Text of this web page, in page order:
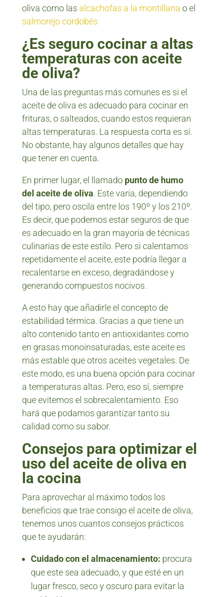
oliva como las alcachofas a la montillana o el
salmorejo cordobés
¿Es seguro cocinar a altas
temperaturas con aceite
de oliva?
Una de las preguntas más comunes es si el
aceite de oliva es adecuado para cocinar en
frituras, o salteados, cuando estos requieran
altas temperaturas. La respuesta corta es sí.
No obstante, hay algunos detalles que hay
que tener en cuenta.
En primer lugar, el llamado punto de humo
del aceite de oliva. Este varía, dependiendo
del tipo, pero oscila entre los 190º y los 210º.
Es decir, que podemos estar seguros de que
es adecuado en la gran mayoría de técnicas
culinarias de este estilo. Pero si calentamos
repetidamente el aceite, este podría llegar a
recalentarse en exceso, degradándose y
generando compuestos nocivos.
A esto hay que añadirle el concepto de
estabilidad térmica. Gracias a que tiene un
alto contenido tanto en antioxidantes como
en grasas monoinsaturadas, este aceite es
más estable que otros aceites vegetales. De
este modo, es una buena opción para cocinar
a temperaturas altas. Pero, eso sí, siempre
que evitemos el sobrecalentamiento. Eso
hará que podamos garantizar tanto su
calidad como su sabor.
Consejos para optimizar el
uso del aceite de oliva en
la cocina
Para aprovechar al máximo todos los
beneficios que trae consigo el aceite de oliva,
tenemos unos cuantos consejos prácticos
que te ayudarán:
Cuidado con el almacenamiento: procura
que este sea adecuado, y que esté en un
lugar fresco, seco y oscuro para evitar la